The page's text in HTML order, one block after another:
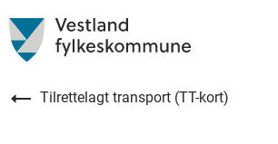
Tilrettelagt transport (TT-kort)